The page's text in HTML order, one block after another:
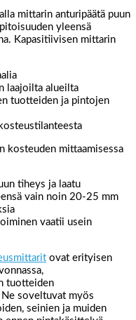
mittarin anturipäätä puun
yleensä
Kapasitiivisen mittarin
laajoilta alueilta
tuotteiden ja pintojen
kosteuden mittaamisessa
tiheys ja laatu
vain noin 20-25 mm
vaatii usein
ovat erityisen
tuotteiden
soveltuvat myös
seinien ja muiden